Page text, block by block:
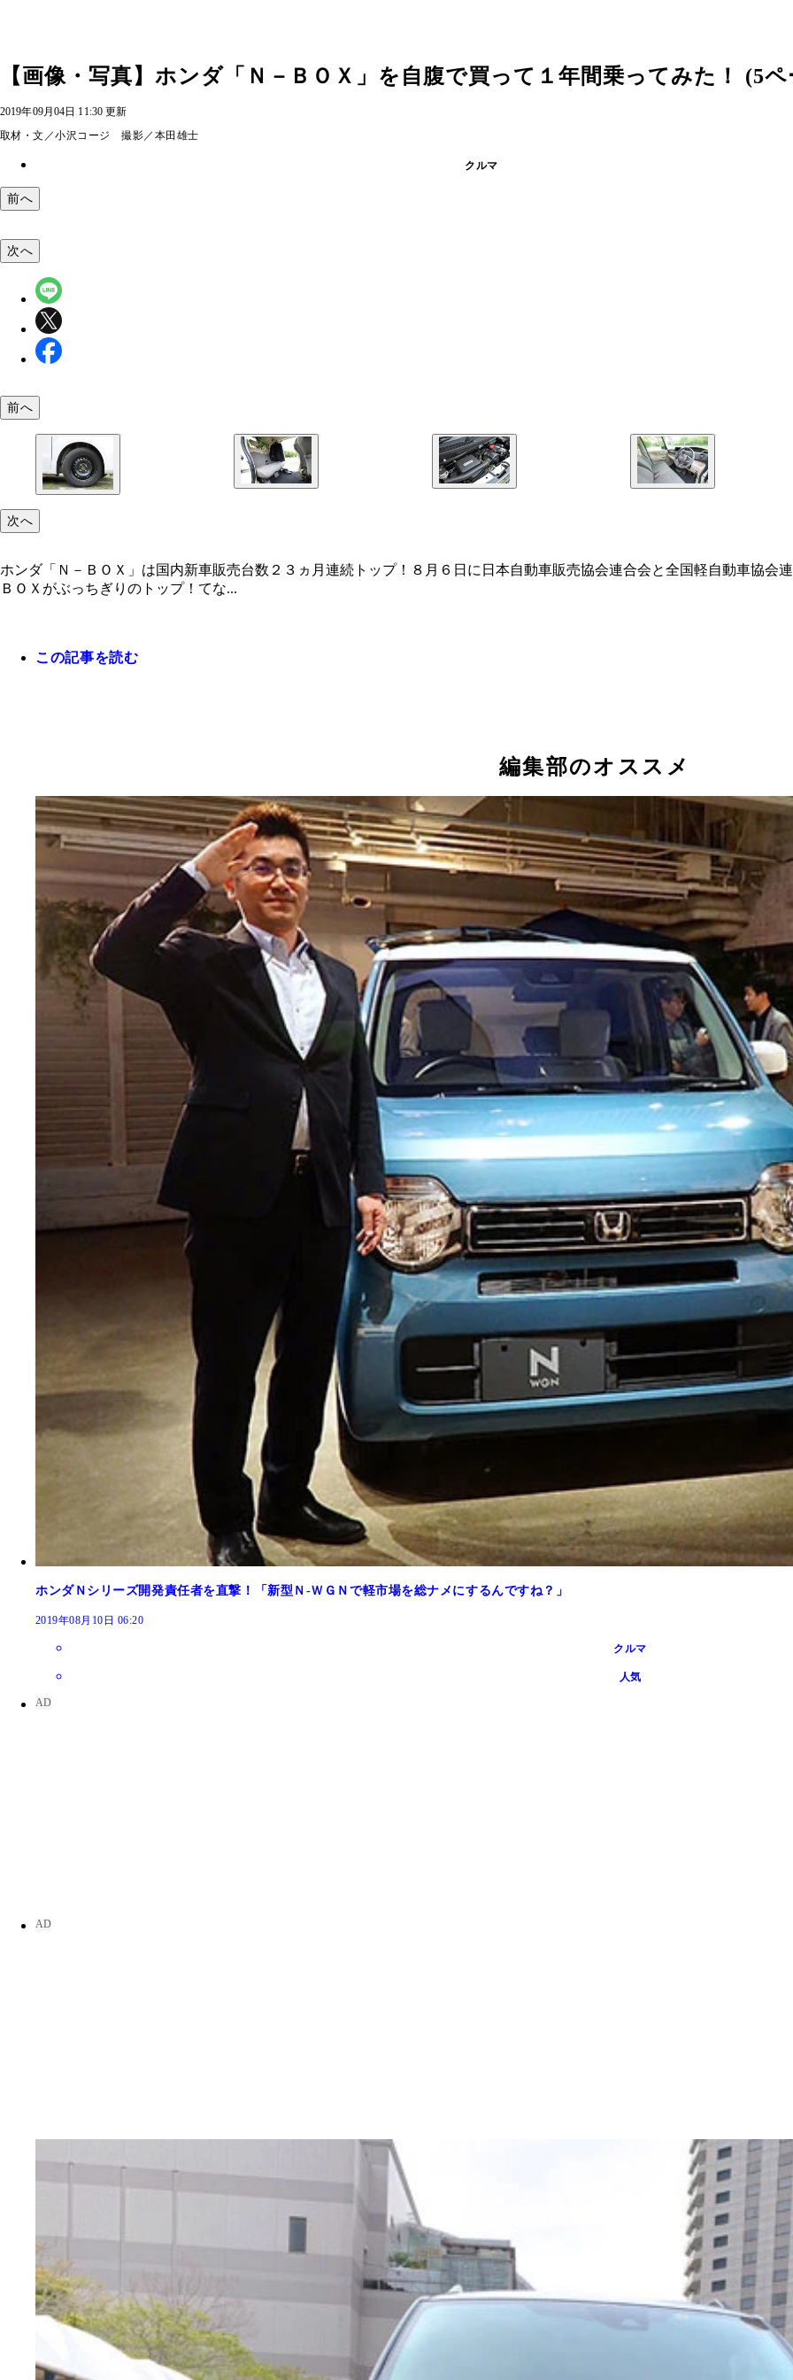
【画像・写真】ホンダ「Ｎ－ＢＯＸ」を自腹で買って１年間乗ってみた！ (5
2019年09月04日 11:30 更新
取材・文／小沢コージ 撮影／本田雄士
クルマ
前へ
タイヤサイズは１５５／６５Ｒ１４で去年買ったスタッドレスはナント１本４７５０円。軽ってスゲ～
室内長＆高共にクラストップ。子供は立って着替えられ、オザワはパソコン作業もできる！
ノンターボで５８ｐｓの高出力と６５Ｎｍの高トルクは完璧クラストップ！ 高速でも韋駄天！
実燃費がマジハンパないＮ－ＢＯＸ。というか良好すぎ。真夏直前に２８００ｋｍ走って平均１８.０㎞／リット
次へ
前へ
次へ
ホンダ「Ｎ－ＢＯＸ」は国内新車販売台数２３ヵ月連続トップ！８月６日に日本自動車販売協会連合会と全国軽自動車協会
ＢＯＸがぶっちぎりのトップ！てな...
この記事を読む
編集部のオススメ
ホンダＮシリーズ開発責任者を直撃！「新型Ｎ‐ＷＧＮで軽市場を総ナメにするんですね？」
2019年08月10日 06:20
クルマ
人気